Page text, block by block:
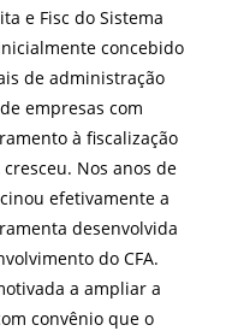
e Fisc do Sistema
concebido
de administração
empresas com
à fiscalização
Nos anos de
efetivamente a
desenvolvida
do CFA.
a ampliar a
convênio que o